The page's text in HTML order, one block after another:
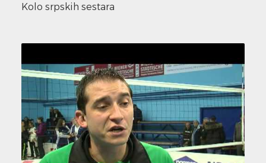
Kolo srpskih sestara